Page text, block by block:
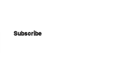
Subscribe